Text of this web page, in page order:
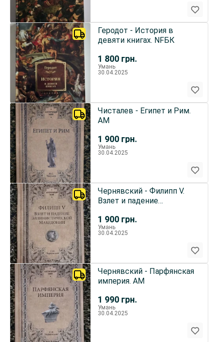
1 800 грн.
Геродот - История в
девяти книгах. NFБК
Умань
30.04.2025
1 900 грн.
Чисталев - Египет и Рим.
АМ
Умань
30.04.2025
1 900 грн.
Чернявский - Филипп V.
Взлет и падение
Македонии. АМ
Умань
30.04.2025
1 990 грн.
Чернявский - Парфянская
империя. АМ
Умань
30.04.2025